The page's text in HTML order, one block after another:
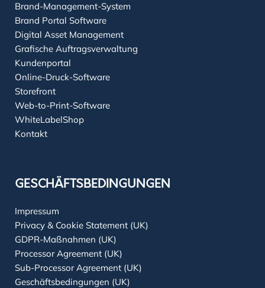
Brand-Management-System
Brand Portal Software
Digital Asset Management
Grafische Auftragsverwaltung
Kundenportal
Online-Druck-Software
Storefront
Web-to-Print-Software
WhiteLabelShop
Kontakt
GESCHÄFTSBEDINGUNGEN
Impressum
Privacy & Cookie Statement (UK)
GDPR-Maßnahmen (UK)
Processor Agreement (UK)
Sub-Processor Agreement (UK)
Geschäftsbedingungen (UK)